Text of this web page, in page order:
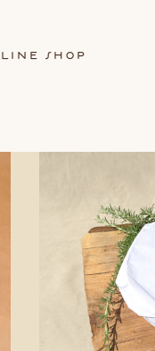
shop